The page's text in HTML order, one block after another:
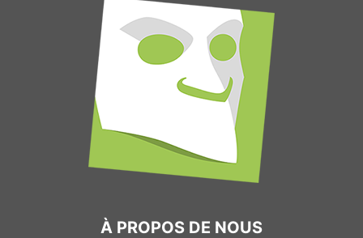
À PROPOS DE NOUS